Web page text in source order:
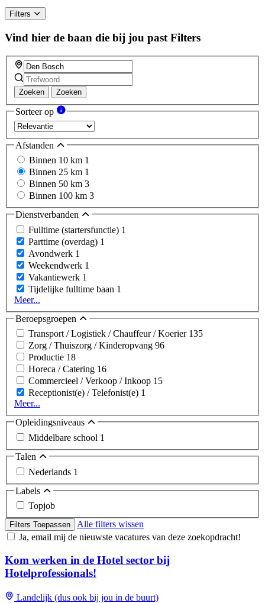
Filters
Vind hier de baan die bij jou past Filters
Zoeken Zoeken
Sorteer op
Afstanden
Binnen 10 km 1
Binnen 25 km 1
Binnen 50 km 3
Binnen 100 km 3
Dienstverbanden
Fulltime (startersfunctie) 1
Parttime (overdag) 1
Avondwerk 1
Weekendwerk 1
Vakantiewerk 1
Tijdelijke fulltime baan 1
Meer...
Beroepsgroepen
Transport / Logistiek / Chauffeur / Koerier 135
Zorg / Thuiszorg / Kinderopvang 96
Productie 18
Horeca / Catering 16
Commercieel / Verkoop / Inkoop 15
Receptionist(e) / Telefonist(e) 1
Meer...
Opleidingsniveaus
Middelbare school 1
Talen
Nederlands 1
Labels
Topjob
Filters Toepassen
Alle filters wissen
Ja, email mij de nieuwste vacatures van deze zoekopdracht!
Kom werken in de Hotel sector bij
Hotelprofessionals!
Landelijk (dus ook bij jou in de buurt)